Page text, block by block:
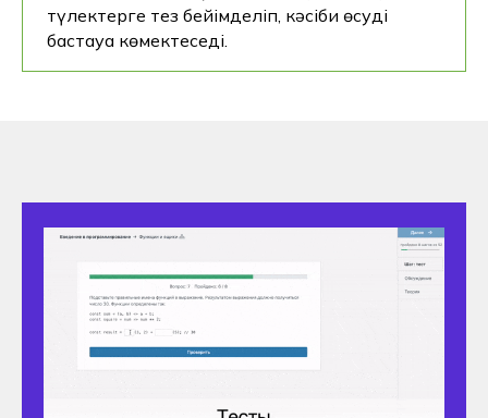
түлектерге тез бейімделіп, кәсіби өсуді
бастауға көмектеседі.
Оқуға түсу 2026
Құжаттарды тапсыру
Оқу қалай өтуде